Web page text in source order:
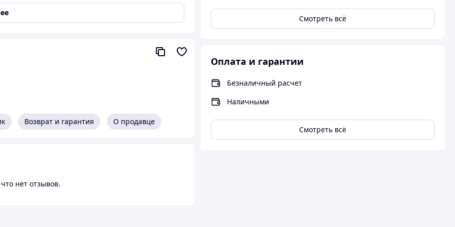
Смотреть всё
Оплата и гарантии
Безналичный расчет
Наличными
Смотреть всё
при носке. Зоны, подверженные
кулиса с эластичной тесьмой
на эластичной тесьме
Возврат и гарантия О продавце
нет отзывов.